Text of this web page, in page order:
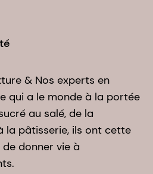
& Nos experts en
qui a le monde à la portée
au salé, de la
la pâtisserie, ils ont cette
donner vie à